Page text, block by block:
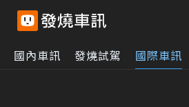
國內車訊 發燒試駕 國際車訊